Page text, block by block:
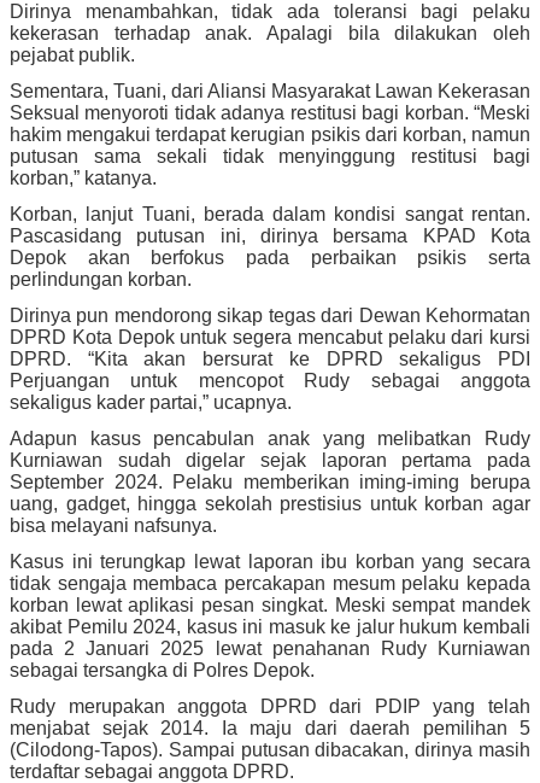
Dirinya menambahkan, tidak ada toleransi bagi pelaku
kekerasan terhadap anak. Apalagi bila dilakukan oleh
pejabat publik.
Sementara, Tuani, dari Aliansi Masyarakat Lawan Kekerasan
Seksual menyoroti tidak adanya restitusi bagi korban. “Meski
hakim mengakui terdapat kerugian psikis dari korban, namun
putusan sama sekali tidak menyinggung restitusi bagi
korban,” katanya.
Korban, lanjut Tuani, berada dalam kondisi sangat rentan.
Pascasidang putusan ini, dirinya bersama KPAD Kota
Depok akan berfokus pada perbaikan psikis serta
perlindungan korban.
Dirinya pun mendorong sikap tegas dari Dewan Kehormatan
DPRD Kota Depok untuk segera mencabut pelaku dari kursi
DPRD. “Kita akan bersurat ke DPRD sekaligus PDI
Perjuangan untuk mencopot Rudy sebagai anggota
sekaligus kader partai,” ucapnya.
Adapun kasus pencabulan anak yang melibatkan Rudy
Kurniawan sudah digelar sejak laporan pertama pada
September 2024. Pelaku memberikan iming-iming berupa
uang, gadget, hingga sekolah prestisius untuk korban agar
bisa melayani nafsunya.
Kasus ini terungkap lewat laporan ibu korban yang secara
tidak sengaja membaca percakapan mesum pelaku kepada
korban lewat aplikasi pesan singkat. Meski sempat mandek
akibat Pemilu 2024, kasus ini masuk ke jalur hukum kembali
pada 2 Januari 2025 lewat penahanan Rudy Kurniawan
sebagai tersangka di Polres Depok.
Rudy merupakan anggota DPRD dari PDIP yang telah
menjabat sejak 2014. Ia maju dari daerah pemilihan 5
(Cilodong-Tapos). Sampai putusan dibacakan, dirinya masih
terdaftar sebagai anggota DPRD.